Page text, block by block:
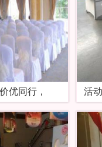
优同行， 活